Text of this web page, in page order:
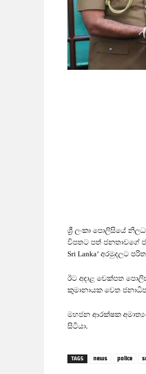
ශ්‍රී ලංකා පොලිසියේ
විපතට පත් ජනතාවගේ
Sri Lanka’ අරමුදලට
ඊට අදාළ චෙක්පත
කුමානායක වෙත
මහජන ආරක්ෂක
සිටියා.
TAGS news police